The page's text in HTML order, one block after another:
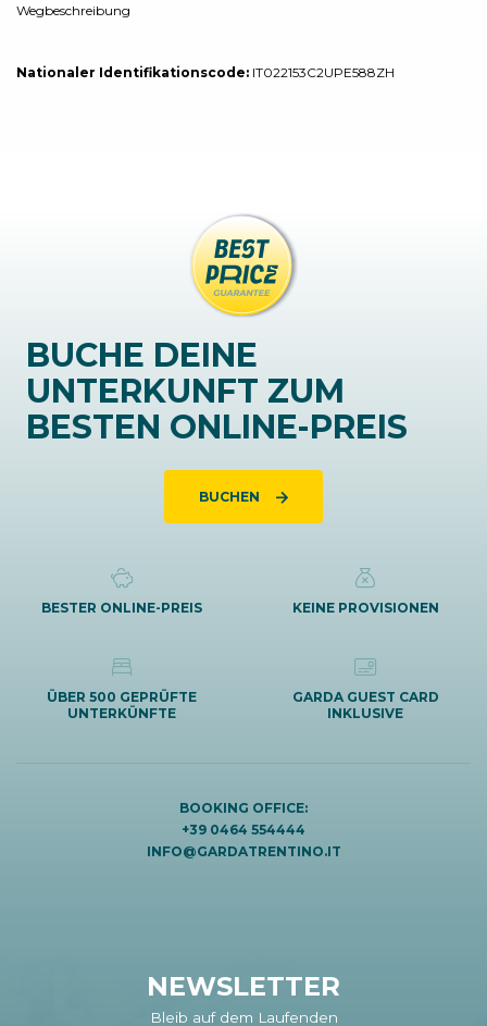
Wegbeschreibung
Nationaler Identifikationscode: IT022153C2UPE588ZH
BUCHE DEINE
UNTERKUNFT ZUM
BESTEN ONLINE-PREIS
BUCHEN
BESTER ONLINE-PREIS KEINE PROVISIONEN
ÜBER 500 GEPRÜFTE
UNTERKÜNFTE
GARDA GUEST CARD
INKLUSIVE
BOOKING OFFICE:
+39 0464 554444
INFO@GARDATRENTINO.IT
NEWSLETTER
Bleib auf dem Laufenden